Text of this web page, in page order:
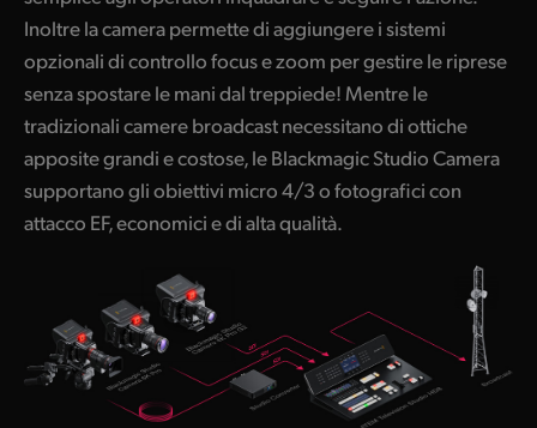
United States
Inoltre la camera permette di aggiungere i sistemi
opzionali di controllo focus e zoom per gestire le riprese
senza spostare le mani dal treppiede! Mentre le
tradizionali camere broadcast necessitano di ottiche
apposite grandi e costose, le Blackmagic Studio Camera
supportano gli obiettivi micro 4/3 o fotografici con
attacco EF, economici e di alta qualità.